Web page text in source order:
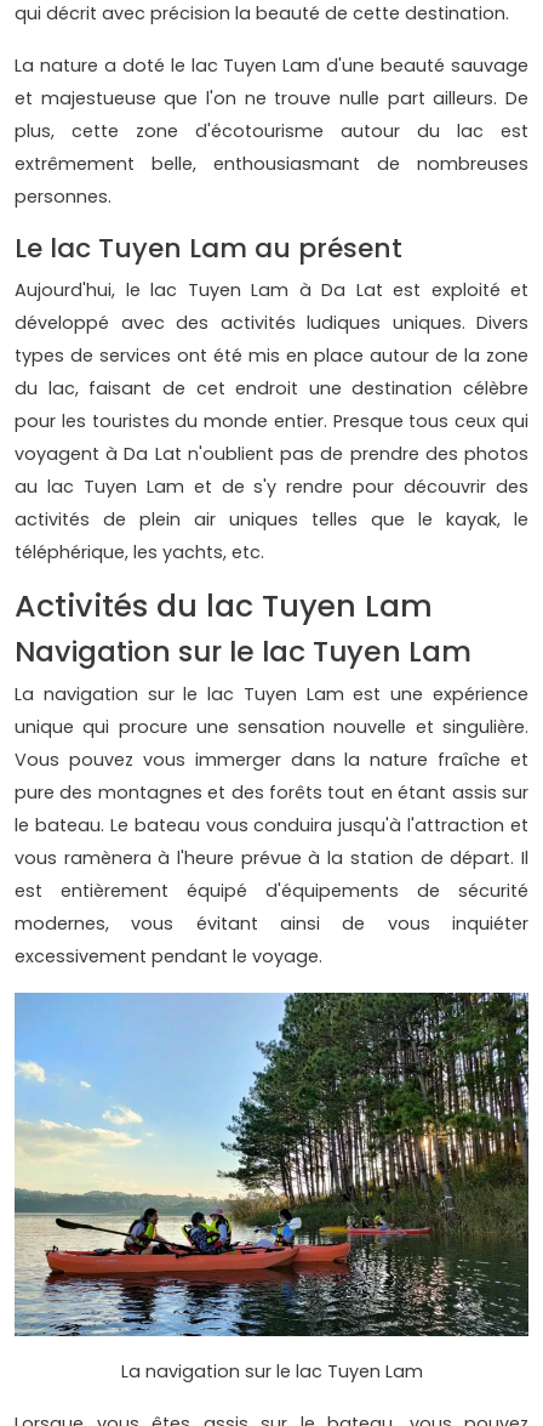
qui décrit avec précision la beauté de cette destination.
La nature a doté le lac Tuyen Lam d'une beauté sauvage
et majestueuse que l'on ne trouve nulle part ailleurs. De
plus, cette zone d'écotourisme autour du lac est
extrêmement belle, enthousiasmant de nombreuses
personnes.
Le lac Tuyen Lam au présent
Aujourd'hui, le lac Tuyen Lam à Da Lat est exploité et
développé avec des activités ludiques uniques. Divers
types de services ont été mis en place autour de la zone
du lac, faisant de cet endroit une destination célèbre
pour les touristes du monde entier. Presque tous ceux qui
voyagent à Da Lat n'oublient pas de prendre des photos
au lac Tuyen Lam et de s'y rendre pour découvrir des
activités de plein air uniques telles que le kayak, le
téléphérique, les yachts, etc.
Activités du lac Tuyen Lam
Navigation sur le lac Tuyen Lam
La navigation sur le lac Tuyen Lam est une expérience
unique qui procure une sensation nouvelle et singulière.
Vous pouvez vous immerger dans la nature fraîche et
pure des montagnes et des forêts tout en étant assis sur
le bateau. Le bateau vous conduira jusqu'à l'attraction et
vous ramènera à l'heure prévue à la station de départ. Il
est entièrement équipé d'équipements de sécurité
modernes, vous évitant ainsi de vous inquiéter
excessivement pendant le voyage.
La navigation sur le lac Tuyen Lam